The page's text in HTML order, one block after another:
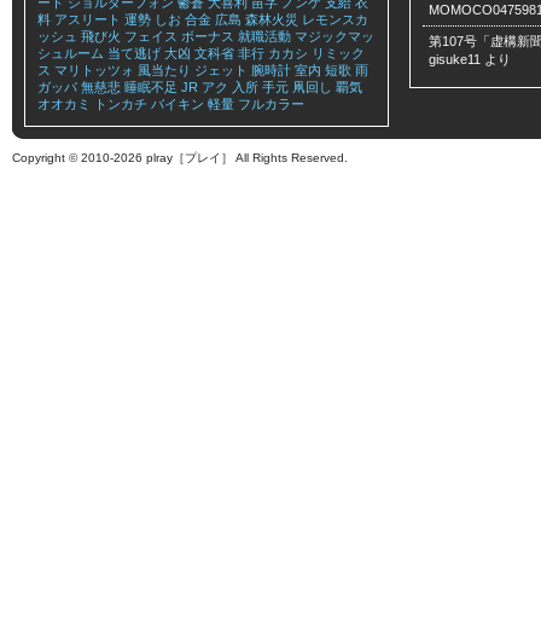
料 アスリート 運勢 しお 合金 広島 森林火災 レモンスカ
ッシュ 飛び火 フェイス ボーナス 就職活動 マジックマッ
シュルーム 当て逃げ 大凶 文科省 非行 カカシ リミック
ス マリトッツォ 風当たり ジェット 腕時計 室内 短歌 雨
ガッパ 無慈悲 睡眠不足 JR アク 入所 手元 凧回し 覇気
オオカミ
トンカチ バイキン 軽量 フルカラー
第107号「虚構新
gisuke11 より
Copyright © 2010-2026 plray［プレイ］ All Rights Reserved.